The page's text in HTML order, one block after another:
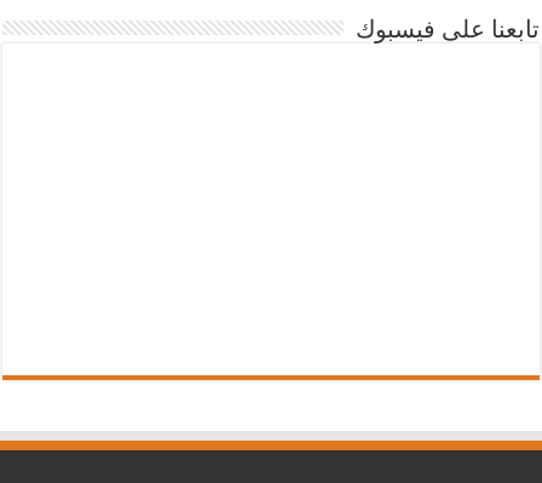
تابعنا على فيسبوك